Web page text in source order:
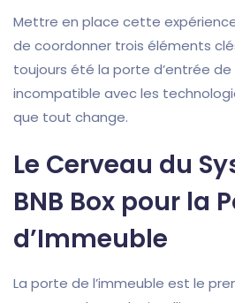
Mettre en place cette
de coordonner trois éléments
toujours été la porte d’entrée de
incompatible avec les
que tout change.
Le Cerveau du
BNB Box pour la
d’Immeuble
La porte de l’immeuble est le